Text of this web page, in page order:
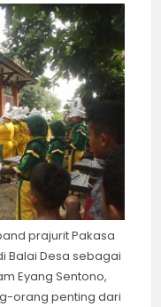
prajurit Pakasa
Balai Desa sebagai
Eyang Sentono,
orang penting dari